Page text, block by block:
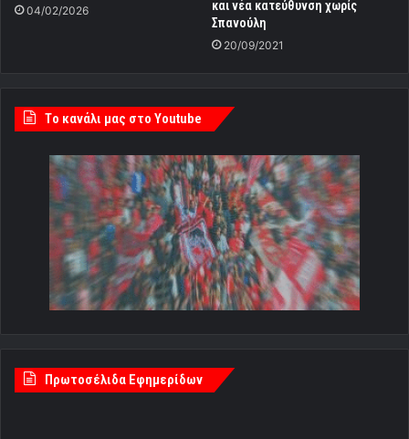
04/02/2026
και νέα κατεύθυνση χωρίς
Σπανούλη
20/09/2021
Tο κανάλι μας στο Youtube
Πρωτοσέλιδα Εφημερίδων